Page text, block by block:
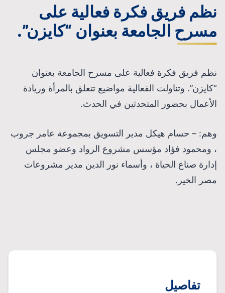
نظم فريق فكرة فعالية على
مسرح الجامعة بعنوان “كايزن”.
نظم فريق فكرة فعالية على مسرح الجامعة بعنوان
“كايزن”. وتناولت الفعالية مواضيع تتعلق بالمرأة وريادة
الأعمال بحضور المتحدثين في الحدث.
وهم: – حسام هيكل مدير التسويق بمجموعة عامر جروب
، ومحمود فؤاد مؤسس مشروع الرواد وعضو مجلس
إدارة صناع الحياة ، وأسماء نور الدين مدير مشروعات
مصر الخير.
تفاصيل